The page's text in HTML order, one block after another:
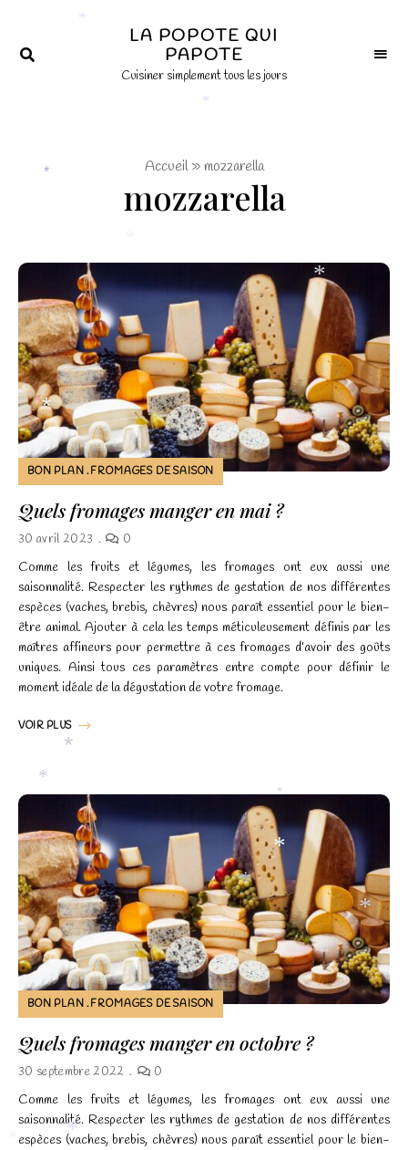
LA POPOTE QUI
PAPOTE
Cuisiner simplement tous les jours
Accueil» mozzarella
mozzarella
BON PLAN FROMAGES DE SAISON
Quels fromages manger en mai ?
30 avril 2023 0
Comme les fruits et légumes, les fromages ont eux aussi une
saisonnalité. Respecter les rythmes de gestation de nos différentes
espèces (vaches, brebis, chèvres) nous paraît essentiel pour le bien-
être animal. Ajouter à cela les temps méticuleusement définis par les
maîtres affineurs pour permettre à ces fromages d’avoir des goûts
uniques. Ainsi tous ces paramètres entre compte pour définir le
moment idéale de la dégustation de votre fromage.
VOIR PLUS
BON PLAN FROMAGES DE SAISON
Quels fromages manger en octobre ?
30 septembre 2022 0
Comme les fruits et légumes, les fromages ont eux aussi une
saisonnalité. Respecter les rythmes de gestation de nos différentes
espèces (vaches, brebis, chèvres) nous paraît essentiel pour le bien-
*
*
*
*
*
*
*